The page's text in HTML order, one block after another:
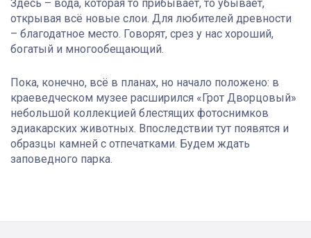
Здесь – вода, которая то прибывает, то убывает,
открывая всё новые слои. Для любителей древности
– благодатное место. Говорят, срез у нас хороший,
богатый и многообещающий.
Пока, конечно, всё в планах, но начало положено: в
краеведческом музее расширился «Грот Дворцовый»
небольшой коллекцией блестящих фотоснимков
эдиакарских животных. Впоследствии тут появятся и
образцы камней с отпечатками. Будем ждать
заповедного парка.